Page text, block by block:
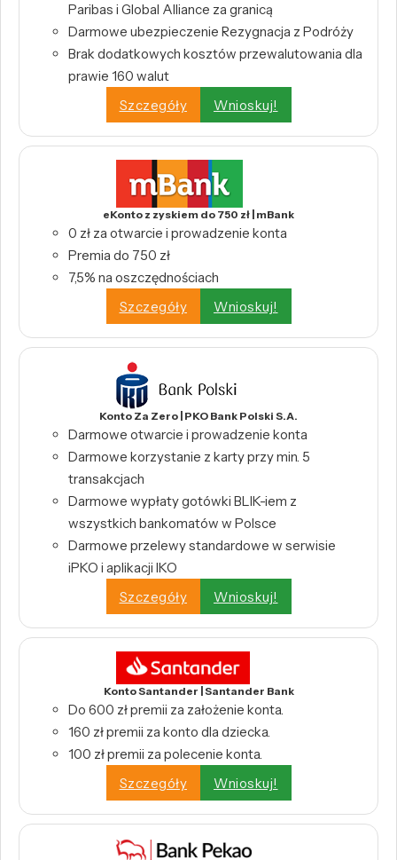
Paribas i Global Alliance za granicą
Darmowe ubezpieczenie Rezygnacja z Podróży
Brak dodatkowych kosztów przewalutowania dla
prawie 160 walut
Szczegóły
Wnioskuj!
eKonto z zyskiem do 750 zł | mBank
0 zł za otwarcie i prowadzenie konta
Premia do 750 zł
7,5% na oszczędnościach
Szczegóły
Wnioskuj!
Konto Za Zero | PKO Bank Polski S.A.
Darmowe otwarcie i prowadzenie konta
Darmowe korzystanie z karty przy min. 5
transakcjach
Darmowe wypłaty gotówki BLIK-iem z
wszystkich bankomatów w Polsce
Darmowe przelewy standardowe w serwisie
iPKO i aplikacji IKO
Szczegóły
Wnioskuj!
Konto Santander | Santander Bank
Do 600 zł premii za założenie konta.
160 zł premii za konto dla dziecka.
100 zł premii za polecenie konta.
Szczegóły
Wnioskuj!